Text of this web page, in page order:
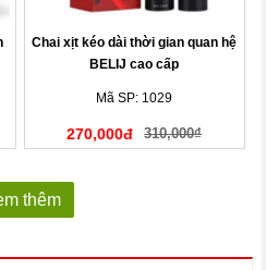
Chai xịt kéo dài thời gian quan hệ
BELIJ cao cấp
Mã SP: 1029
270,000đ 310,000₫
thêm